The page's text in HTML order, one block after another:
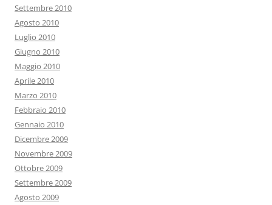
Settembre 2010
Agosto 2010
Luglio 2010
Giugno 2010
Maggio 2010
Aprile 2010
Marzo 2010
Febbraio 2010
Gennaio 2010
Dicembre 2009
Novembre 2009
Ottobre 2009
Settembre 2009
Agosto 2009